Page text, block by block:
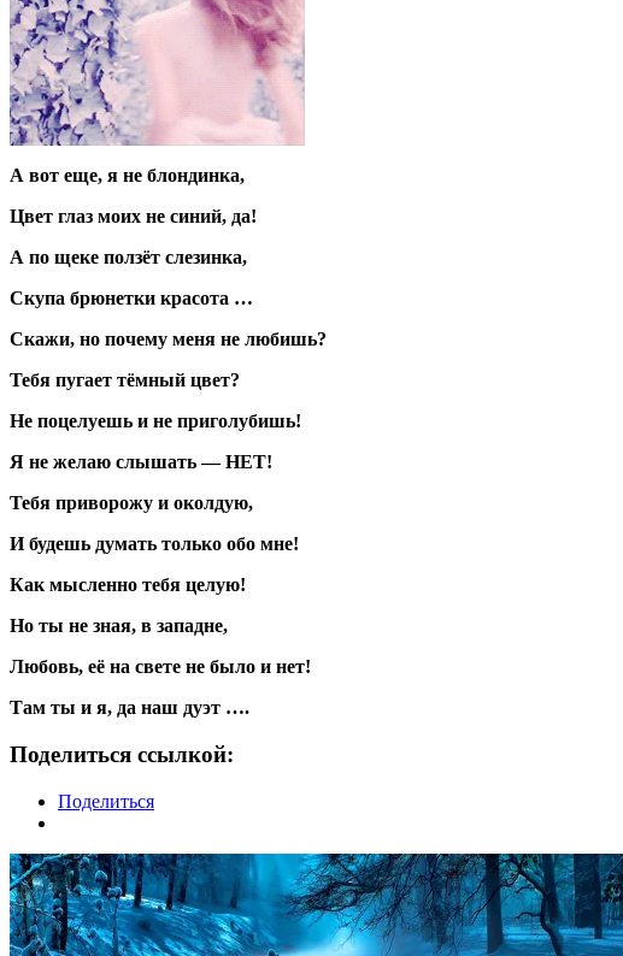
А вот еще, я не блондинка,
Цвет глаз моих не синий, да!
А по щеке ползёт слезинка,
Скупа брюнетки красота …
Скажи, но почему меня не любишь?
Тебя пугает тёмный цвет?
Не поцелуешь и не приголубишь!
Я не желаю слышать — НЕТ!
Тебя приворожу и околдую,
И будешь думать только обо мне!
Как мысленно тебя целую!
Но ты не зная, в западне,
Любовь, её на свете не было и нет!
Там ты и я, да наш дуэт ….
Поделиться ссылкой:
Поделиться